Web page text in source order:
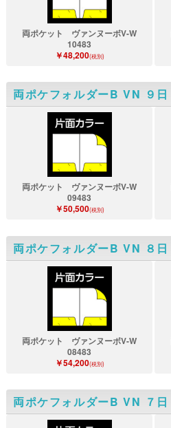
両ポケット ヴァンヌーボV-W
10483
￥48,200(税別)
両ポケフォルダーB VN ９日
両ポケット ヴァンヌーボV-W
09483
￥50,500(税別)
両ポケフォルダーB VN ８日
両ポケット ヴァンヌーボV-W
08483
￥54,200(税別)
両ポケフォルダーB VN ７日